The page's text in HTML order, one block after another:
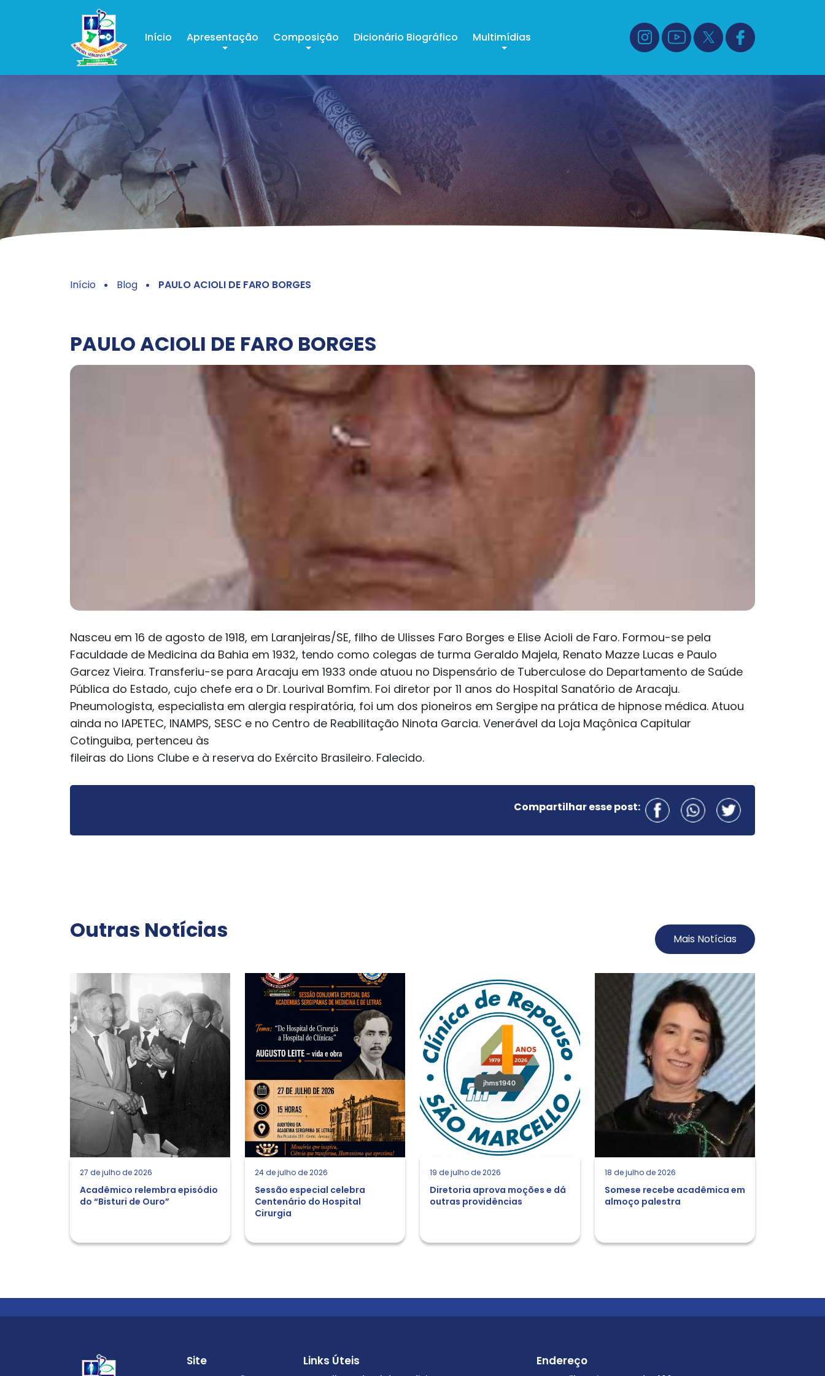
Início Apresentação Composição Dicionário Biográfico Multimídias
Início Blog PAULO ACIOLI DE FARO BORGES
PAULO ACIOLI DE FARO BORGES
Nasceu em 16 de agosto de 1918, em Laranjeiras/SE, filho de Ulisses Faro Borges e Elise Acioli de Faro. Formou-se pela
Faculdade de Medicina da Bahia em 1932, tendo como colegas de turma Geraldo Majela, Renato Mazze Lucas e Paulo
Garcez Vieira. Transferiu-se para Aracaju em 1933 onde atuou no Dispensário de Tuberculose do Departamento de Saúde
Pública do Estado, cujo chefe era o Dr. Lourival Bomfim. Foi diretor por 11 anos do Hospital Sanatório de Aracaju.
Pneumologista, especialista em alergia respiratória, foi um dos pioneiros em Sergipe na prática de hipnose médica. Atuou
ainda no IAPETEC, INAMPS, SESC e no Centro de Reabilitação Ninota Garcia. Venerável da Loja Maçônica Capitular
Cotinguiba, pertenceu às
fileiras do Lions Clube e à reserva do Exército Brasileiro. Falecido.
Compartilhar esse post:
Outras Notícias Mais Notícias
27 de julho de 2026
Acadêmico relembra episódio
do “Bisturi de Ouro”
24 de julho de 2026
Sessão especial celebra
Centenário do Hospital
Cirurgia
19 de julho de 2026
Diretoria aprova moções e dá
outras providências
18 de julho de 2026
Somese recebe acadêmica em
almoço palestra
Site Links Úteis Endereço